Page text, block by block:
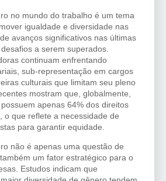
no mundo do trabalho é um tema
igualdade e diversidade nas
avanços significativos nas últimas
a serem superados.
continuam enfrentando
sub-representação em cargos
culturais que limitam seu pleno
mostram que, globalmente,
apenas 64% dos direitos
o que reflete a necessidade de
para garantir equidade.
não é apenas uma questão de
um fator estratégico para o
Estudos indicam que